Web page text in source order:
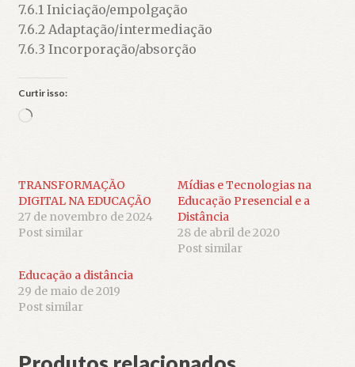
7.6.1 Iniciação/empolgação
7.6.2 Adaptação/intermediação
7.6.3 Incorporação/absorção
Curtir isso:
Carregando...
TRANSFORMAÇÃO
DIGITAL NA EDUCAÇÃO
27 de novembro de 2024
Post similar
Mídias e Tecnologias na
Educação Presencial e a
Distância
28 de abril de 2020
Post similar
Educação a distância
29 de maio de 2019
Post similar